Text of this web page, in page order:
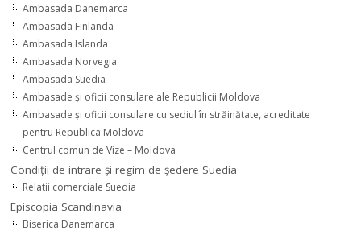
Ambasada Danemarca
Ambasada Finlanda
Ambasada Islanda
Ambasada Norvegia
Ambasada Suedia
Ambasade şi oficii consulare ale Republicii Moldova
Ambasade şi oficii consulare cu sediul în străinătate, acreditate
pentru Republica Moldova
Centrul comun de Vize – Moldova
Condiţii de intrare şi regim de şedere Suedia
Relatii comerciale Suedia
Episcopia Scandinavia
Biserica Danemarca